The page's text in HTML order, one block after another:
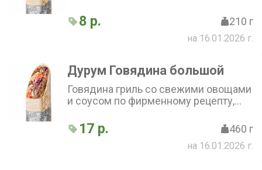
лаваш
8 р. 210 г
на 16.01.2026 г.
Дурум Говядина большой
Говядина гриль со свежими овощами
и соусом по фирменному рецепту,
лаваш17 р. 460 г
на 16.01.2026 г.